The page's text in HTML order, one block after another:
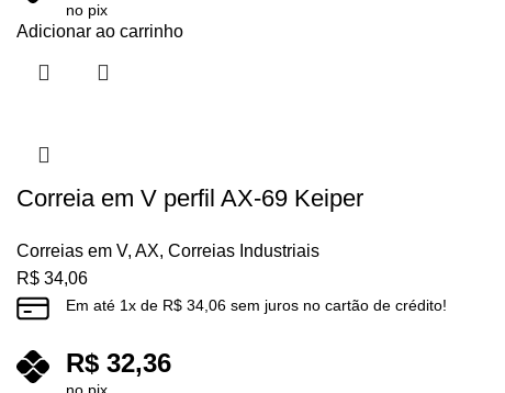
no pix
Adicionar ao carrinho
Correia em V perfil AX-69 Keiper
Correias em V, AX, Correias Industriais
R$ 34,06
Em até 1x de R$ 34,06 sem juros no cartão de crédito!
R$ 32,36